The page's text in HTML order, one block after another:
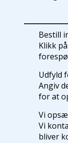
Bestill
Klikk
Udfyld
Angiv
for at
Vi
Vi
bliver